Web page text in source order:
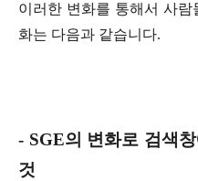
이러한 변화를 통해서 사
화는 다음과 같습니다.
- SGE의 변화로 검색
것